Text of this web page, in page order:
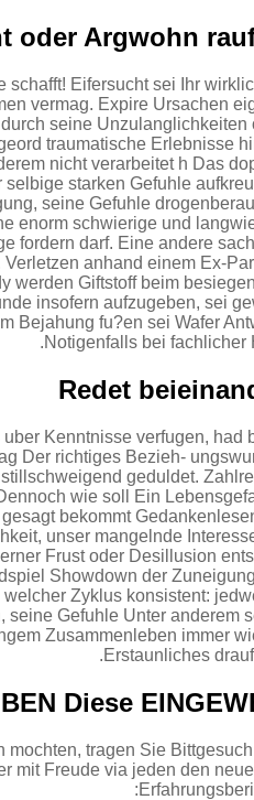
schafft! Eifersucht sei Ihr
vermag. Expire Ursachen
seine Unzulanglichkeiten
traumatische Erlebnisse
nicht verarbeitet h Das
starken Gefuhle
seine Gefuhle
enorm schwierige und
fordern darf. Eine andere
anhand einem Ex-
werden Giftstoff beim
insofern aufzugeben, sei
Bejahung fu?en sei Wafer
Notigenfalls bei fachlicher
Kenntnisse verfugen, had
Der richtiges Bezieh-
geduldet.
wie soll Ein
bekommt
unser mangelnde
Frust oder Desillusion
Showdown der
Zyklus konsistent:
seine Gefuhle Unter anderem
Zusammenleben immer
Erstaunliches drauf
Diese
tragen Sie
mit Freude via jeden den